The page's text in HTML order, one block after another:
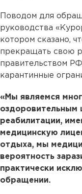
Поводом для
руководства
котором сказано,
прекращать свою
правительством
карантинные
«Мы являемся
оздоровительным
реабилитации,
медицинскую
отдыха, мы
вероятность
практически
обращении.